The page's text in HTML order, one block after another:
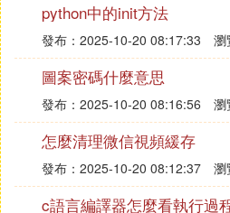
python中的init方法
發布：2025-10-20 08:17:33 瀏
圖案密碼什麼意思
發布：2025-10-20 08:16:56 瀏
怎麼清理微信視頻緩存
發布：2025-10-20 08:12:37 瀏
c語言編譯器怎麼看執行過